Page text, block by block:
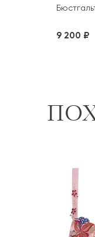
9 200 ₽